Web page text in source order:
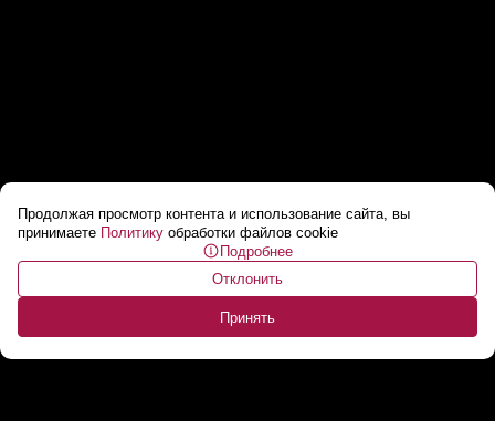
Продолжая просмотр контента и использование сайта, вы
принимаете Политику обработки файлов cookie
Подробнее
Отклонить
Принять
Трамп опубликовал целые тома документов
по делу Кеннеди!...